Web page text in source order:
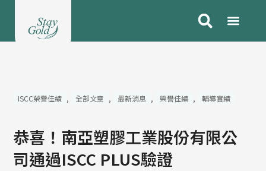
ISCC榮譽佳績 , 全部文章 , 最新消息 , 榮譽佳績 , 輔導實績
恭喜！南亞塑膠工業股份有限公
司通過ISCC PLUS驗證